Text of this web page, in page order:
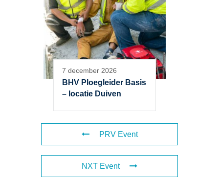
7 december 2026
BHV Ploegleider Basis
– locatie Duiven
PRV Event
NXT Event